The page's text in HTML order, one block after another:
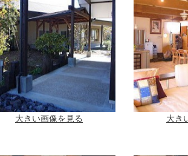
大きい画像を見る 大き